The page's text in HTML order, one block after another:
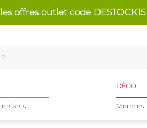
offres outlet code
enfants
DÉCO
Meubles